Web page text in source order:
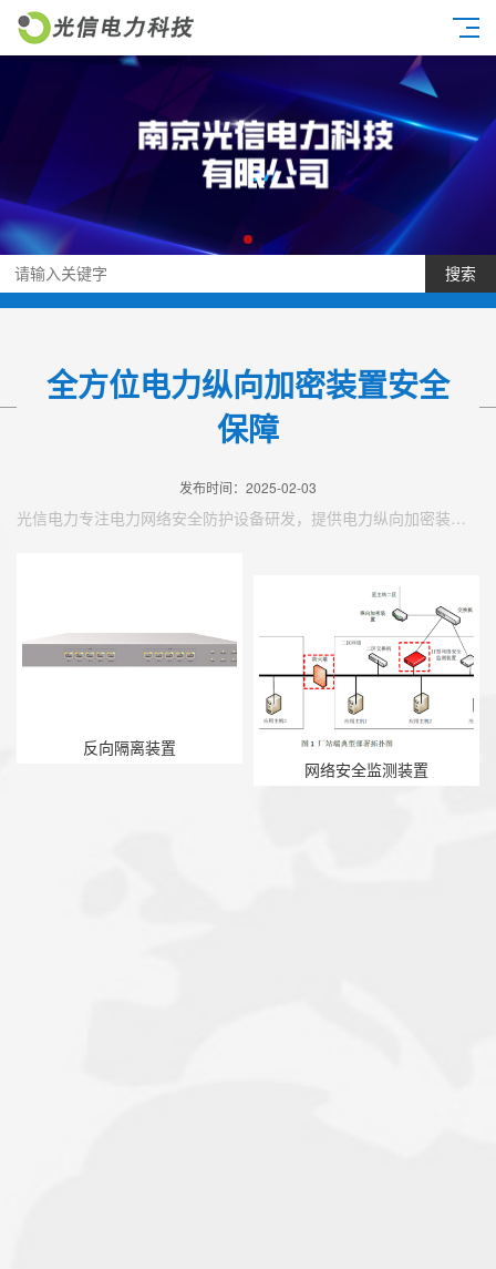
搜索
全方位电力纵向加密装置安全
保障
发布时间：2025-02-03
光信电力专注电力网络安全防护设备研发，提供电力纵向加密装置，全方位电力纵向加密装置安全保障等产品。电力网络安全设备一站式解决方案提供商，7*24小时技术支持。
网络安全监测装置
反向隔离装置